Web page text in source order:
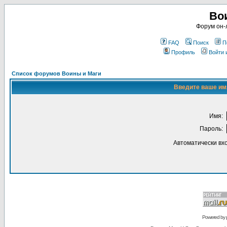
Форум он-
FAQ Поиск
Профиль
Войти
Список форумов Воины и Маги
Введите ваше
Имя:
Пароль:
Автоматически
Powered by